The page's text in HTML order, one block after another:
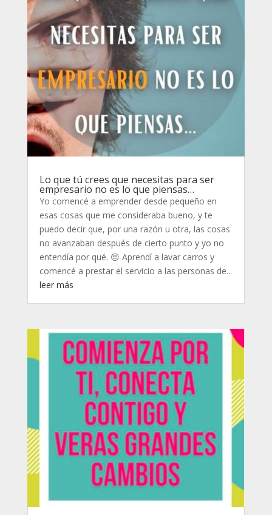
Lo que tú crees que necesitas para ser
empresario no es lo que piensas…
Yo comencé a emprender desde pequeño en
esas cosas que me consideraba bueno, y te
puedo decir que, por una razón u otra, las cosas
no avanzaban después de cierto punto y yo no
entendía por qué. 😔 Aprendí a lavar carros y
comencé a prestar el servicio a las personas de...
leer más